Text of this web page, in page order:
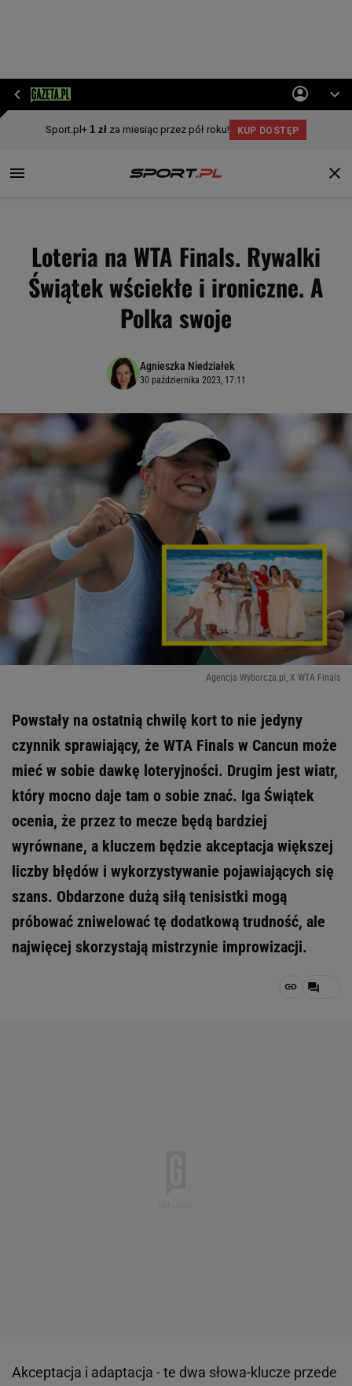
Loteria na WTA Finals. Rywalki
Świątek wściekłe i ironiczne. A
Polka swoje
Agnieszka Niedziałek
30 października 2023, 17:11
Agencja Wyborcza.pl, X WTA Finals
Powstały na ostatnią chwilę kort to nie jedyny
czynnik sprawiający, że WTA Finals w Cancun może
mieć w sobie dawkę loteryjności. Drugim jest wiatr,
który mocno daje tam o sobie znać. Iga Świątek
ocenia, że przez to mecze będą bardziej
wyrównane, a kluczem będzie akceptacja większej
liczby błędów i wykorzystywanie pojawiających się
szans. Obdarzone dużą siłą tenisistki mogą
próbować zniwelować tę dodatkową trudność, ale
najwięcej skorzystają mistrzynie improwizacji.
Akceptacja i adaptacja - te dwa słowa-klucze przede